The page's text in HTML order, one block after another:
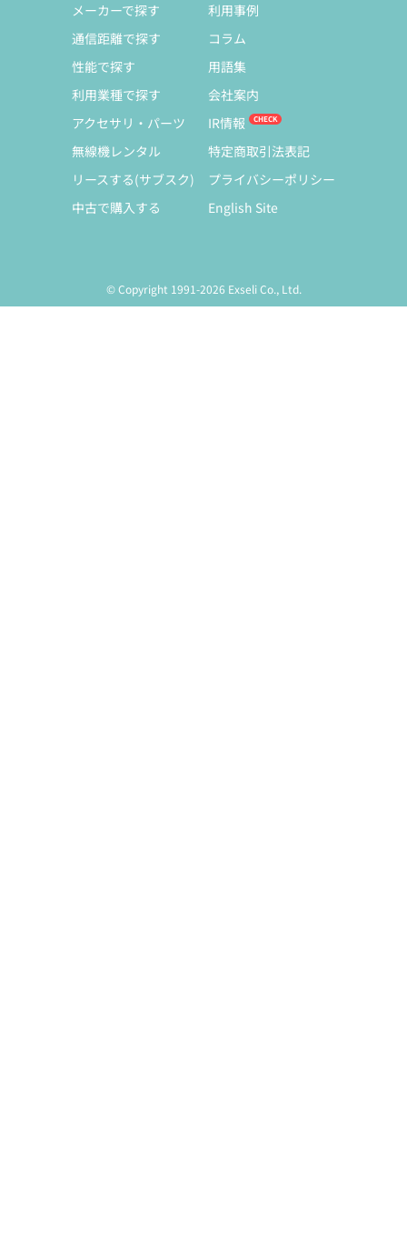
メーカーで探す
通信距離で探す
性能で探す
利用業種で探す
アクセサリ・パーツ
無線機レンタル
リースする(サブスク)
中古で購入する
利用事例
コラム
用語集
会社案内
IR情報
特定商取引法表記
プライバシーポリシー
English Site
© Copyright 1991-2026 Exseli Co., Ltd.